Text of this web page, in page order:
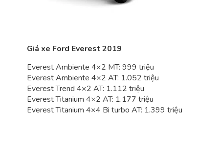
Giá xe Ford Everest 2019
Everest Ambiente 4×2 MT: 999 triệu
Everest Ambiente 4×2 AT: 1.052 triệu
Everest Trend 4×2 AT: 1.112 triệu
Everest Titanium 4×2 AT: 1.177 triệu
Everest Titanium 4×4 Bi turbo AT: 1.399 triệu